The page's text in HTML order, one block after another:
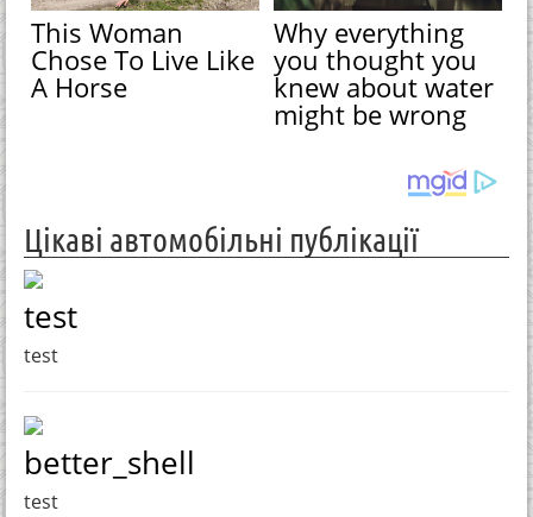
This Woman
Chose To Live Like
A Horse
Why everything
you thought you
knew about water
might be wrong
Цікаві автомобільні публікації
test
test
better_shell
test